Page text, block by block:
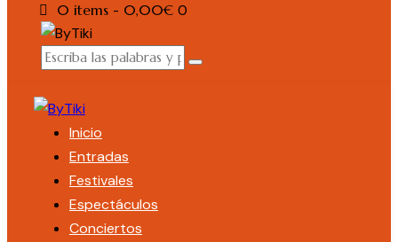
0 items - 0,00€ 0
Inicio
Entradas
Festivales
Espectáculos
Conciertos